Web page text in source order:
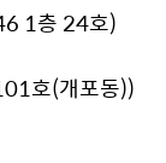
1층 24호)
호(개포동))